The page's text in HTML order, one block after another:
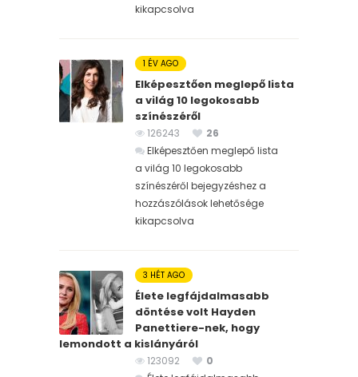
kikapcsolva
1 ÉV AGO
Elképesztően meglepő lista
a világ 10 legokosabb
színészéről
126243
26
Elképesztően meglepő lista
a világ 10 legokosabb
színészéről bejegyzéshez a
hozzászólások lehetősége
kikapcsolva
3 HÉT AGO
Élete legfájdalmasabb
döntése volt Hayden
Panettiere-nek, hogy
lemondott a kislányáról
123092
0